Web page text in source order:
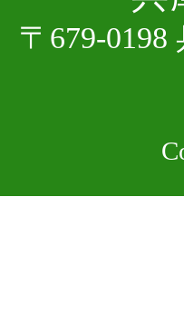
〒679-